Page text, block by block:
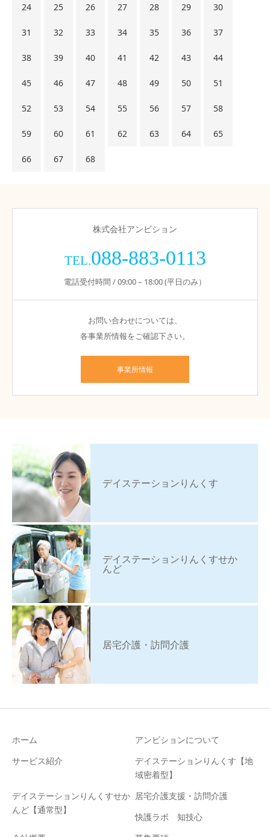
24 25 26 27 28 29 30
31 32 33 34 35 36 37
38 39 40 41 42 43 44
45 46 47 48 49 50 51
52 53 54 55 56 57 58
59 60 61 62 63 64 65
66 67 68
株式会社アンビション
TEL.088-883-0113
電話受付時間 / 09:00 – 18:00 (平日のみ）
お問い合わせについては、
各事業所情報をご確認下さい。
事業所情報
デイステーションりんくす
デイステーションりんくすせか
んど
居宅介護・訪問介護
ホーム
アンビションについて
サービス紹介
デイステーションりんくす【地
域密着型】
デイステーションりんくすせか
んど【通常型】
居宅介護支援・訪問介護
快護ラボ 知技心